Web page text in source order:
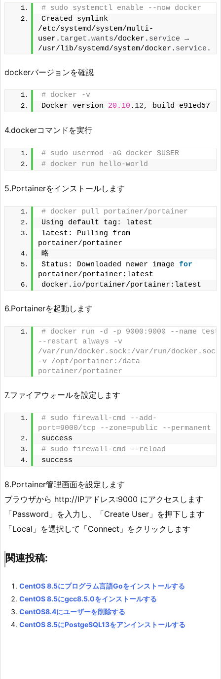
# sudo systemctl enable --now docker
Created symlink
/etc/systemd/system/multi-
user. target .wants/docker. service →
/usr/lib/systemd/system/docker. service .
dockerバージョンを確認
# docker -v
Docker version 20.10 . 12, build e91ed57
4.dockerコマンドを実行
# sudo usermod -aG docker $USER
# docker run hello-world
5.Portainerをインストールします
# docker pull portainer/portainer
Using default tag: latest
latest: Pulling from
portainer/portainer
略
Status: Downloaded newer image for
portainer/portainer:latest
docker. io/portainer/portainer:latest
6.Portainerを起動します
# docker run -d -p 9000:9000 --name test
--restart always -v
/var/run/docker.sock:/var/run/docker.sock
-v /opt/portainer:/data
portainer/portainer
7.ファイアウォールを設定します
# sudo firewall-cmd --add-
port=9000/tcp --zone=public --permanent
success
# sudo firewall-cmd --reload
success
8.Portainer管理画面を設定します
ブラウザから http://IPアドレス:9000 にアクセスします
「Password」を入力し、「Create User」を押下します
「Local」を選択して「Connect」をクリックします
関連投稿:
CentOS 8.5にプログラム言語Goをインストールする
CentOS 8.5にgcc8.5.0をインストールする
CentOS8.4にユーザーを削除する
CentOS 8.5にPostgeSQL13をアンインストールする